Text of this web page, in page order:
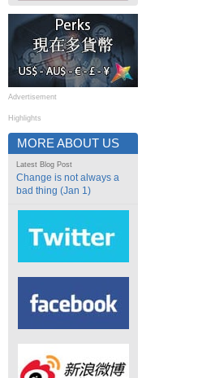
Advertisement
Highlights
MORE ABOUT US
Latest Blog Post
Change is not always a
bad thing (Jan 1)